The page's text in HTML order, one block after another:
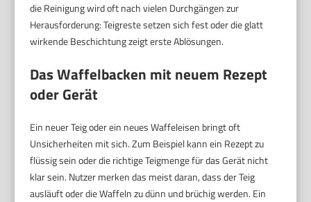
die Reinigung wird oft nach vielen Durchgängen zur
Herausforderung: Teigreste setzen sich fest oder die glatt
wirkende Beschichtung zeigt erste Ablösungen.
Das Waffelbacken mit neuem Rezept
oder Gerät
Ein neuer Teig oder ein neues Waffeleisen bringt oft
Unsicherheiten mit sich. Zum Beispiel kann ein Rezept zu
flüssig sein oder die richtige Teigmenge für das Gerät nicht
klar sein. Nutzer merken das meist daran, dass der Teig
ausläuft oder die Waffeln zu dünn und brüchig werden. Ein